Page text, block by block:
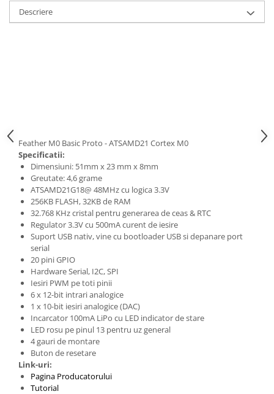
Descriere
Feather M0 Basic Proto - ATSAMD21 Cortex M0
Specificatii:
Dimensiuni: 51mm x 23 mm x 8mm
Greutate: 4,6 grame
ATSAMD21G18@ 48MHz cu logica 3.3V
256KB FLASH, 32KB de RAM
32.768 KHz cristal pentru generarea de ceas & RTC
Regulator 3.3V cu 500mA curent de iesire
Suport USB nativ, vine cu bootloader USB si depanare port
serial
20 pini GPIO
Hardware Serial, I2C, SPI
Iesiri PWM pe toti pinii
6 x 12-bit intrari analogice
1 x 10-bit iesiri analogice (DAC)
Incarcator 100mA LiPo cu LED indicator de stare
LED rosu pe pinul 13 pentru uz general
4 gauri de montare
Buton de resetare
Link-uri:
Pagina Producatorului
Tutorial